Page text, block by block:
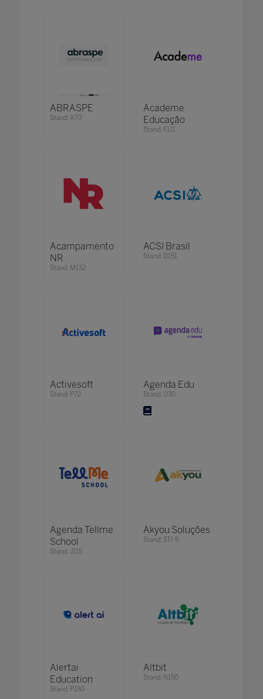
ABRASPE
Stand: A70
Academe
Educação
Stand: F111
Acampamento
NR
Stand: M132
ACSI Brasil
Stand: D151
Activesoft
Stand: P72
Agenda Edu
Stand: O30
Agenda Tellme
School
Stand: J115
Akyou Soluções
Stand: STI-5
Alertai
Education
Stand: P150
Altbit
Stand: N150